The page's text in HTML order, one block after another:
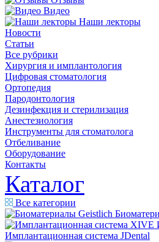
Видео
Наши лекторы
Новости
Статьи
Все рубрики
Хирургия и имплантология
Цифровая стоматология
Ортопедия
Пародонтология
Дезинфекция и стерилизация
Анестезиология
Инструменты для стоматолога
Отбеливание
Оборудование
Контакты
Каталог
Все категории
Имплантационная система JDental